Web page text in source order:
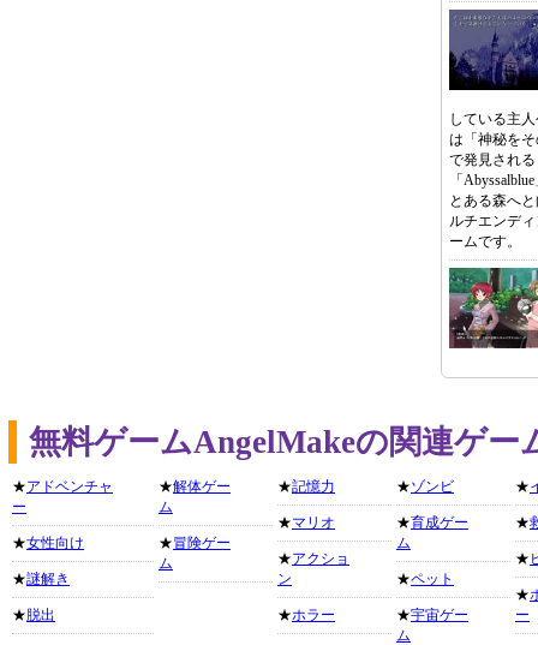
している主
は「神秘を
で発見され
「
とある森へ
ルチエンデ
ームです。
無料ゲームAngelMakeの関連ゲー
★アドベンチャ
ー
★女性向け
★謎解き
★ 脱出
★解体ゲー
ム
★冒険ゲー
ム
★記憶力
★マリオ
★アクショ
ン
★ホラー
★ゾンビ
★育成ゲー
ム
★ペット
★宇宙ゲー
ム
★
★
★
★
ー